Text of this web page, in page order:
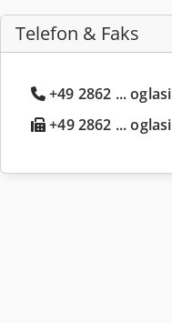
Telefon & Faks
+49 2862 ... oglasi
+49 2862 ... oglasi